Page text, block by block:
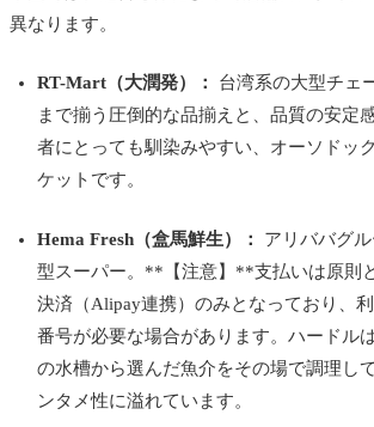
異なります。
RT-Mart（大潤発）：
台湾系の大型チェ
まで揃う圧倒的な品揃えと、品質の安定
者にとっても馴染みやすい、オーソドッ
ケットです。
Hema Fresh（盒馬鮮生）：
アリババグ
型スーパー。**【注意】**支払いは原則
決済（Alipay連携）のみとなっており、
番号が必要な場合があります。ハードル
の水槽から選んだ魚介をその場で調理し
ンタメ性に溢れています。